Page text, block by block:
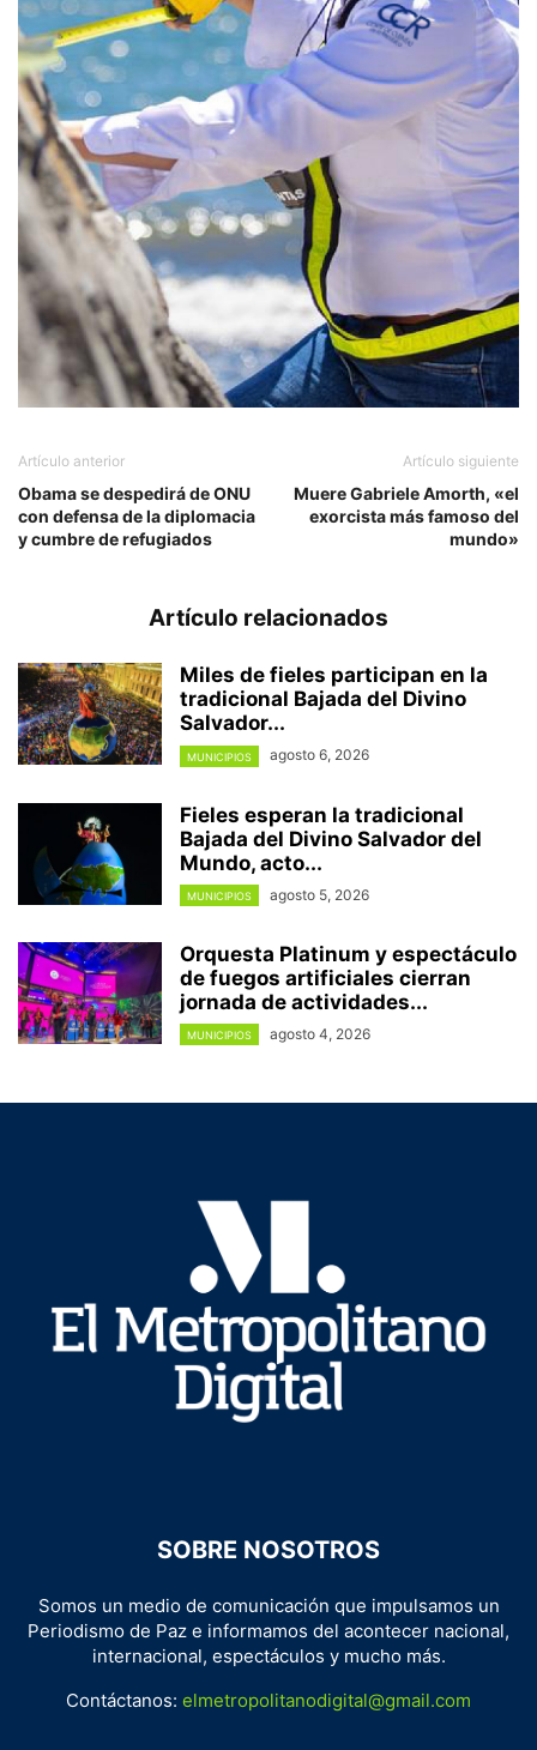
Artículo anterior
Obama se despedirá de ONU
con defensa de la diplomacia
y cumbre de refugiados
Artículo siguiente
Muere Gabriele Amorth, «el
exorcista más famoso del
mundo»
Artículo relacionados
Miles de fieles participan en la
tradicional Bajada del Divino
Salvador...
MUNICIPIOS agosto 6, 2026
Fieles esperan la tradicional
Bajada del Divino Salvador del
Mundo, acto...
MUNICIPIOS agosto 5, 2026
Orquesta Platinum y espectáculo
de fuegos artificiales cierran
jornada de actividades...
MUNICIPIOS agosto 4, 2026
SOBRE NOSOTROS
Somos un medio de comunicación que impulsamos un
Periodismo de Paz e informamos del acontecer nacional,
internacional, espectáculos y mucho más.
Contáctanos: elmetropolitanodigital@gmail.com